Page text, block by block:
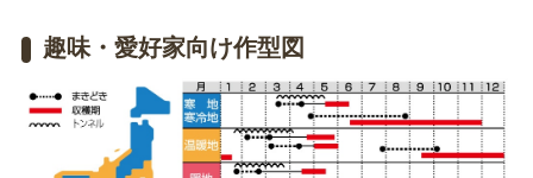
趣味・愛好家向け作型図